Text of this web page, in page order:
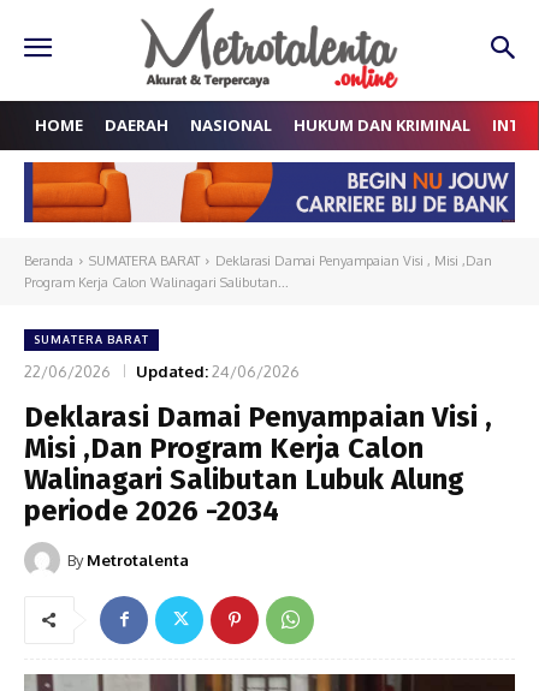
HOME DAERAH NASIONAL HUKUM DAN KRIMINAL
Beranda SUMATERA BARAT
Deklarasi Damai Penyampaian Visi , Misi ,Dan
Program Kerja Calon Walinagari Salibutan...
SUMATERA BARAT
22/06/2026 Updated:24/06/2026
Deklarasi Damai Penyampaian Visi ,
Misi ,Dan Program Kerja Calon
Walinagari Salibutan Lubuk Alung
periode 2026 -2034
By Metrotalenta